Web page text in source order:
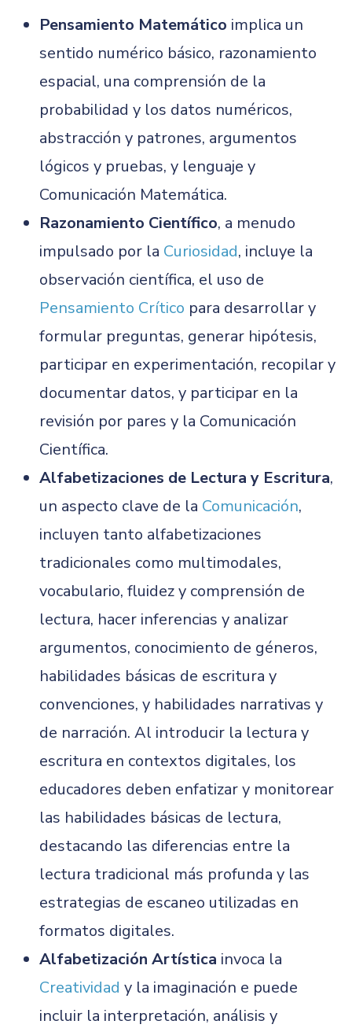
Pensamiento Matemático implica un
sentido numérico básico, razonamiento
espacial, una comprensión de la
probabilidad y los datos numéricos,
abstracción y patrones, argumentos
lógicos y pruebas, y lenguaje y
Comunicación Matemática.
Razonamiento Científico, a menudo
impulsado por la Curiosidad, incluye la
observación científica, el uso de
Pensamiento Crítico para desarrollar y
formular preguntas, generar hipótesis,
participar en experimentación, recopilar y
documentar datos, y participar en la
revisión por pares y la Comunicación
Científica.
Alfabetizaciones de Lectura y Escritura,
un aspecto clave de la Comunicación,
incluyen tanto alfabetizaciones
tradicionales como multimodales,
vocabulario, fluidez y comprensión de
lectura, hacer inferencias y analizar
argumentos, conocimiento de géneros,
habilidades básicas de escritura y
convenciones, y habilidades narrativas y
de narración. Al introducir la lectura y
escritura en contextos digitales, los
educadores deben enfatizar y monitorear
las habilidades básicas de lectura,
destacando las diferencias entre la
lectura tradicional más profunda y las
estrategias de escaneo utilizadas en
formatos digitales.
Alfabetización Artística invoca la
Creatividad y la imaginación e puede
incluir la interpretación, análisis y